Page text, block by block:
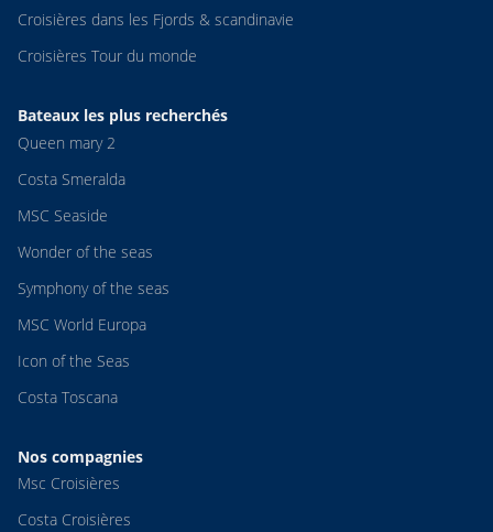
Croisières dans les Fjords & scandinavie
Croisières Tour du monde
Bateaux les plus recherchés
Queen mary 2
Costa Smeralda
MSC Seaside
Wonder of the seas
Symphony of the seas
MSC World Europa
Icon of the Seas
Costa Toscana
Nos compagnies
Msc Croisières
Costa Croisières